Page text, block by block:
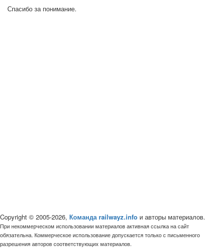
Спасибо за понимание.
Copyright © 2005-2026, Команда railwayz.info и авторы материалов.
При некоммерческом использовании материалов активная ссылка на сайт
обязательна. Коммерческое использование допускается только с письменного
разрешения авторов соответствующих материалов.